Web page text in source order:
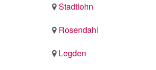
Stadtlohn
Rosendahl
Legden